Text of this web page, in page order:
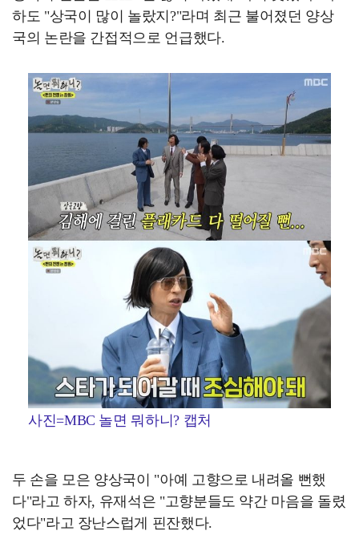
하도 "상국이 많이 놀랐지?"라며 최근 불어졌던 양상
국의 논란을 간접적으로 언급했다.
사진=MBC 놀면 뭐하니? 캡처
두 손을 모은 양상국이 "아예 고향으로 내려올 뻔했
다"라고 하자, 유재석은 "고향분들도 약간 마음을 돌렸
었다"라고 장난스럽게 핀잔했다.